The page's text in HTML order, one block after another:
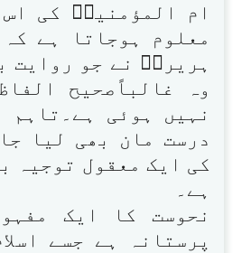
ام المؤمنینؓ کی
معلوم ہوجاتا ہے
ہریرہؓ نے جو روایت
وہ غالباًصحیح
نہیں ہوئی ہے۔تاہم
درست مان بھی لیا
کی ایک معقول توجیہ
ہے۔
نحوست کا ایک
پرستانہ ہے جسے